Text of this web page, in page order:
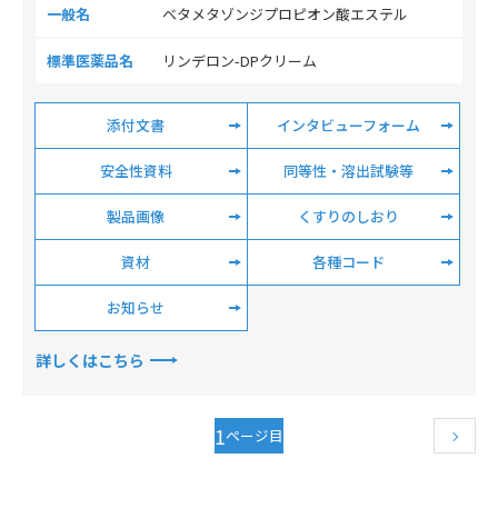
一般名 ベタメタゾンジプロピオン酸エステル
標準医薬品名 リンデロン-DPクリーム
添付文書 インタビューフォーム
安全性資料 同等性・溶出試験等
製品画像 くすりのしおり
資材 各種コード
お知らせ
詳しくはこちら
1